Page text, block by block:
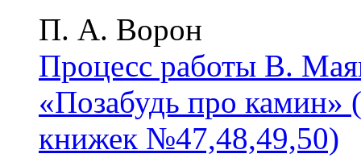
П. А. Ворон
Процесс работы В.
«Позабудь про камин»
книжек №47,48,49,50)